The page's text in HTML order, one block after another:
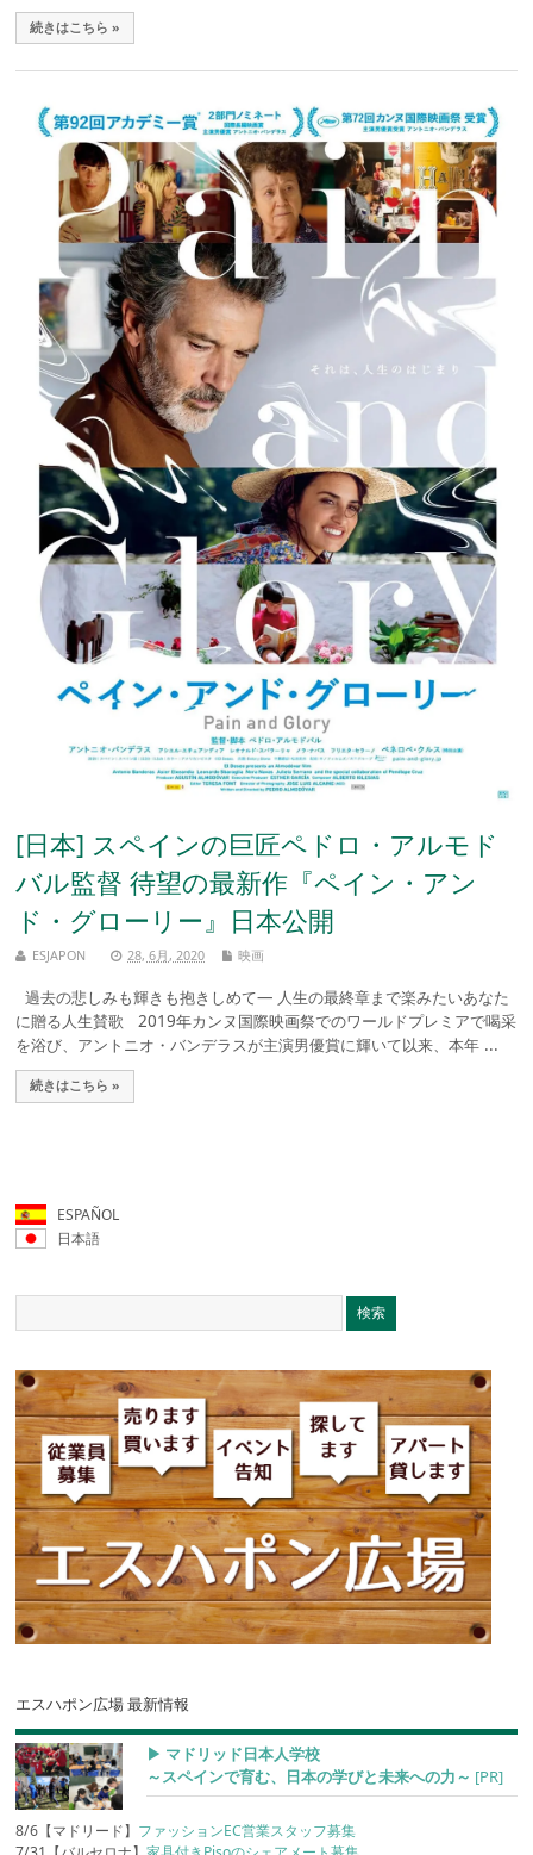
続きはこちら »
[日本] スペインの巨匠ペドロ・アルモド
バル監督 待望の最新作『ペイン・アン
ド・グローリー』日本公開
ESJAPON 28, 6月, 2020 映画
過去の悲しみも輝きも抱きしめて― 人生の最終章まで楽みたいあなた
に贈る人生賛歌 2019年カンヌ国際映画祭でのワールドプレミアで喝采
を浴び、アントニオ・バンデラスが主演男優賞に輝いて以来、本年 ...
続きはこちら »
ESPAÑOL
日本語
エスハポン広場 最新情報
▶︎ マドリッド日本人学校
～スペインで育む、日本の学びと未来への力～ [PR]
8/6【マドリード】 ファッションEC営業スタッフ募集